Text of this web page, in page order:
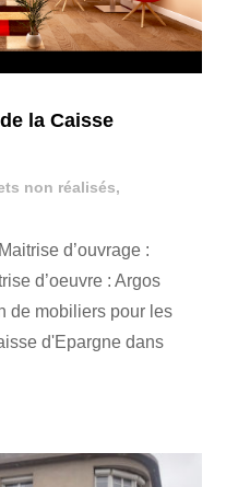
la Caisse
non réalisés,
d’ouvrage :
d’oeuvre : Argos
de mobiliers pour les
d'Epargne dans